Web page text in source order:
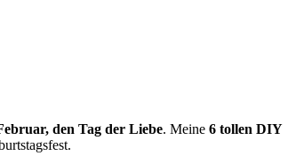
den Tag der Liebe. Meine 6 tollen DIY